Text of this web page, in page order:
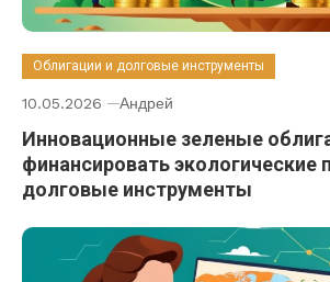
Облигации и долговые инструменты
10.05.2026 Андрей
Инновационные зеленые
финансировать экологические
долговые инструменты